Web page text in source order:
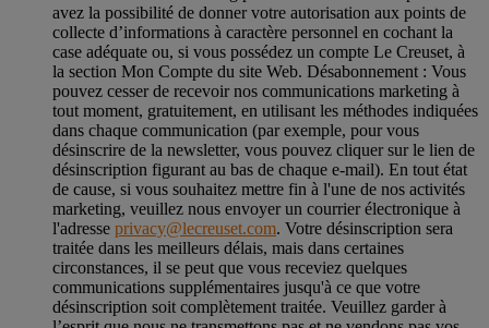
avez la possibilité de donner votre autorisation aux points de
collecte d’informations à caractère personnel en cochant la
case adéquate ou, si vous possédez un compte Le Creuset, à
la section Mon Compte du site Web. Désabonnement : Vous
pouvez cesser de recevoir nos communications marketing à
tout moment, gratuitement, en utilisant les méthodes indiquées
dans chaque communication (par exemple, pour vous
désinscrire de la newsletter, vous pouvez cliquer sur le lien de
désinscription figurant au bas de chaque e-mail). En tout état
de cause, si vous souhaitez mettre fin à l'une de nos activités
marketing, veuillez nous envoyer un courrier électronique à
l'adresse privacy@lecreuset.com. Votre désinscription sera
traitée dans les meilleurs délais, mais dans certaines
circonstances, il se peut que vous receviez quelques
communications supplémentaires jusqu'à ce que votre
désinscription soit complètement traitée. Veuillez garder à